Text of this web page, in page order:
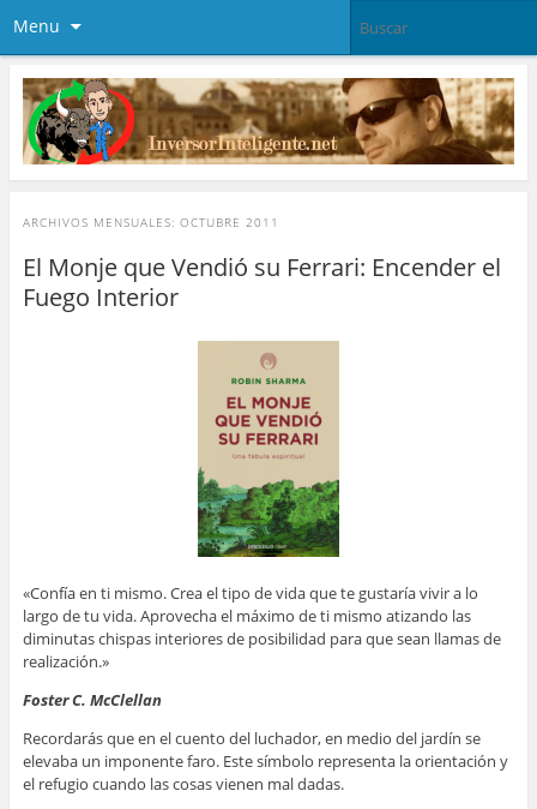
Menu
ARCHIVOS MENSUALES: OCTUBRE 2011
El Monje que Vendió su Ferrari: Encender el
Fuego Interior
«Confía en ti mismo. Crea el tipo de vida que te gustaría vivir a lo
largo de tu vida. Aprovecha el máximo de ti mismo atizando las
diminutas chispas interiores de posibilidad para que sean llamas de
realización.»
Foster C. McClellan
Recordarás que en el cuento del luchador, en medio del jardín se
elevaba un imponente faro. Este símbolo representa la orientación y
el refugio cuando las cosas vienen mal dadas.